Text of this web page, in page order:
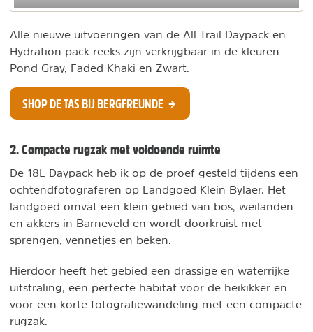
Alle nieuwe uitvoeringen van de All Trail Daypack en
Hydration pack reeks zijn verkrijgbaar in de kleuren
Pond Gray, Faded Khaki en Zwart.
SHOP DE TAS BIJ BERGFREUNDE
2. Compacte rugzak met voldoende ruimte
De 18L Daypack heb ik op de proef gesteld tijdens een
ochtendfotograferen op Landgoed Klein Bylaer. Het
landgoed omvat een klein gebied van bos, weilanden
en akkers in Barneveld en wordt doorkruist met
sprengen, vennetjes en beken.
Hierdoor heeft het gebied een drassige en waterrijke
uitstraling, een perfecte habitat voor de heikikker en
voor een korte fotografiewandeling met een compacte
rugzak.